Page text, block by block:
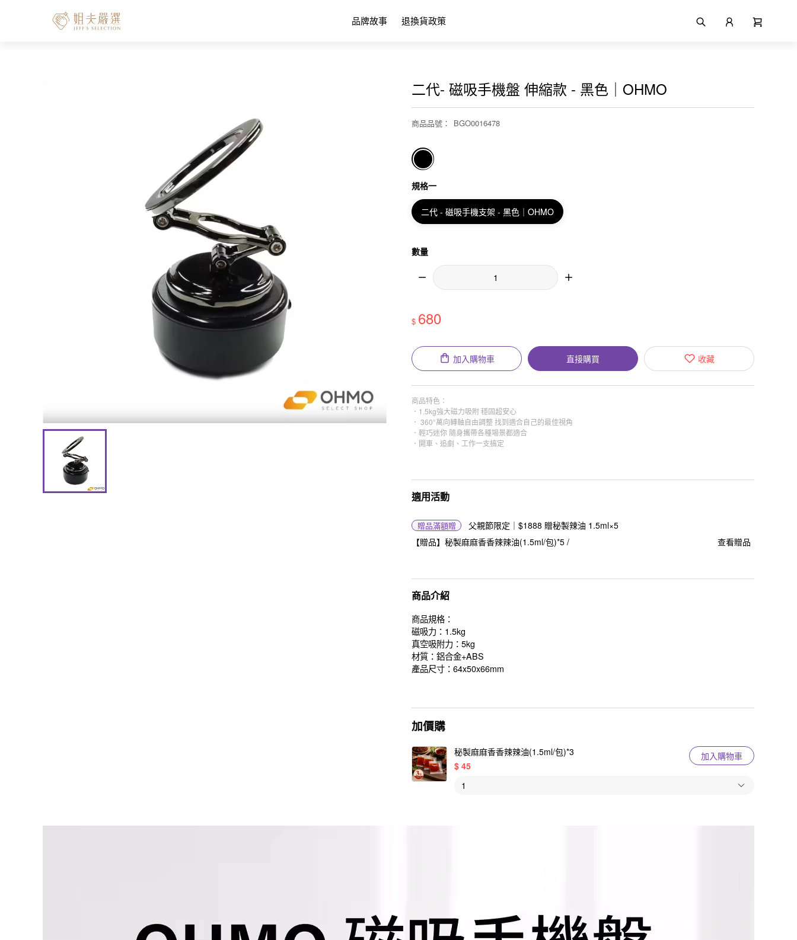
品牌故事 退換貨政策
二代- 磁吸手機盤 伸縮款 - 黑色｜OHMO
商品品號 ： BGO0016478
規格一
二代 - 磁吸手機支架 - 黑色｜OHMO
數量
$ 680
加入購物車 直接購買 收藏
商品特色：
．1.5kg強大磁力吸附 穩固超安心
． 360°萬向轉軸自由調整 找到適合自己的最佳視角
．輕巧迷你 隨身攜帶各種場景都適合
．開車、追劇、工作一支搞定
適用活動
贈品滿額贈
父親節限定｜$1888 贈秘製辣油 1.5ml×5
【贈品】秘製麻麻香香辣辣油(1.5ml/包)*5 /
查看贈品
商品介紹
商品規格：
磁吸力：1.5kg
真空吸附力：5kg
材質：鋁合金+ABS
產品尺寸：64x50x66mm
加價購
秘製麻麻香香辣辣油(1.5ml/包)*3
$ 45
加入購物車